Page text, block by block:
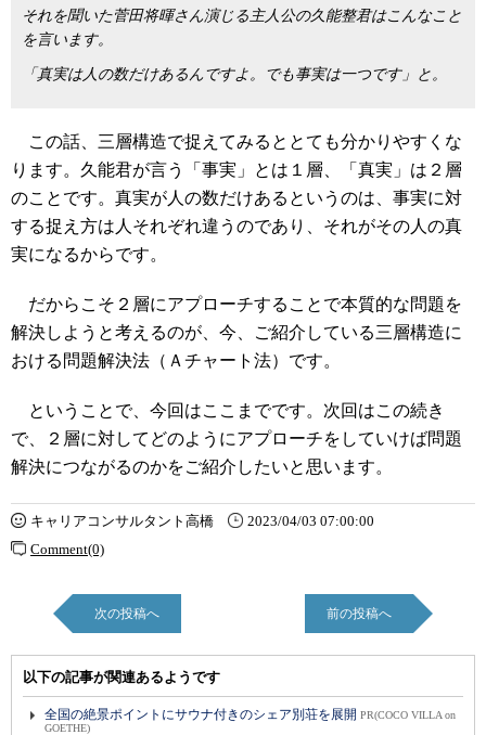
それを聞いた菅田将暉さん演じる主人公の久能整君はこんなこと
を言います。
「真実は人の数だけあるんですよ。でも事実は一つです」と。
この話、三層構造で捉えてみるととても分かりやすくな
ります。久能君が言う「事実」とは１層、「真実」は２層
のことです。真実が人の数だけあるというのは、事実に対
する捉え方は人それぞれ違うのであり、それがその人の真
実になるからです。
だからこそ２層にアプローチすることで本質的な問題を
解決しようと考えるのが、今、ご紹介している三層構造に
おける問題解決法（Ａチャート法）です。
ということで、今回はここまでです。次回はこの続き
で、２層に対してどのようにアプローチをしていけば問題
解決につながるのかをご紹介したいと思います。
キャリアコンサルタント高橋
2023/04/03 07:00:00
Comment(0)
次の投稿へ 前の投稿へ
以下の記事が関連あるようです
全国の絶景ポイントにサウナ付きのシェア別荘を展開 PR(COCO VILLA on
GOETHE)